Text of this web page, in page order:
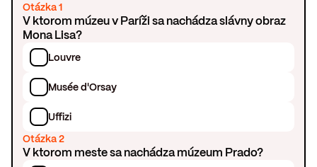
Otázka 1
V ktorom múzeu v Paríži sa nachádza slávny obraz
Mona Lisa?
Louvre
Musée d'Orsay
Uffizi
Otázka 2
V ktorom meste sa nachádza múzeum Prado?